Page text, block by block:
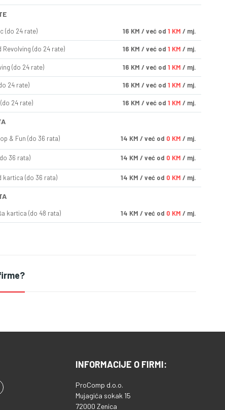
(do 24 rate) 16 KM / već od 1 KM / mj.
(do 24 rate) 16 KM / već od 1 KM / mj.
(do 24 rate) 16 KM / već od 1 KM / mj.
24 rate) 16 KM / već od 1 KM / mj.
24 rate) 16 KM / već od 1 KM / mj.
& Fun (do 36 rata) 14 KM / već od 0 KM / mj.
36 rata) 14 KM / već od 0 KM / mj.
kartica (do 36 rata) 14 KM / već od 0 KM / mj.
kartica (do 48 rata) 14 KM / već od 0 KM / mj.
INFORMACIJE O FIRMI:
ProComp d.o.o.
Mujagića sokak 15
72000 Zenica